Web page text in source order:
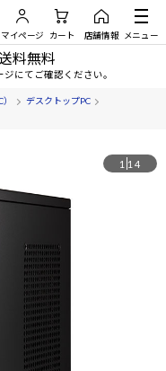
マイページ カート 店舗情報 メニュー
料無料
にてご確認ください。
デスクトップPC
1 14